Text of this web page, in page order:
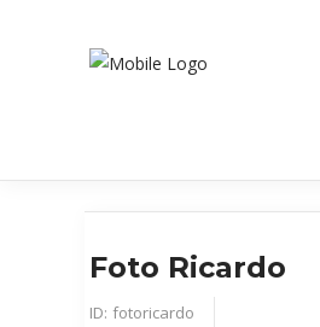
Foto Ricardo
ID: fotoricardo